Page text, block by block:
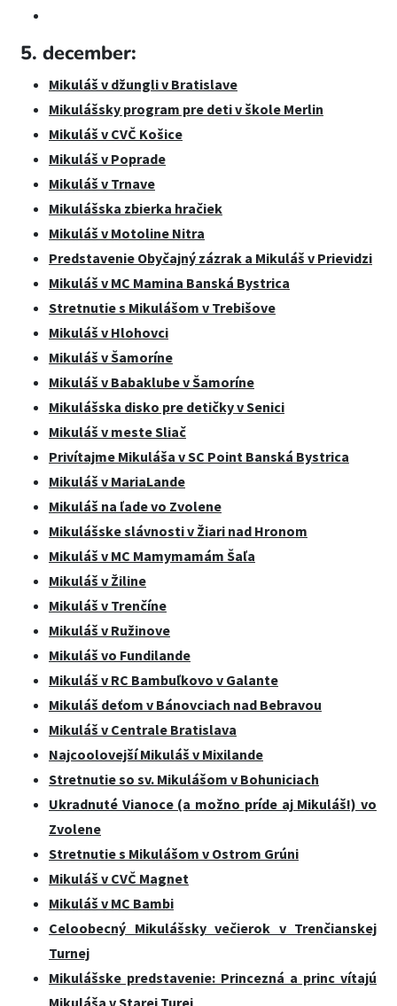
5. december:
Mikuláš v džungli v Bratislave
Mikulášsky program pre deti v škole Merlin
Mikuláš v CVČ Košice
Mikuláš v Poprade
Mikuláš v Trnave
Mikulášska zbierka hračiek
Mikuláš v Motoline Nitra
Predstavenie Obyčajný zázrak a Mikuláš v Prievidzi
Mikuláš v MC Mamina Banská Bystrica
Stretnutie s Mikulášom v Trebišove
Mikuláš v Hlohovci
Mikuláš v Šamoríne
Mikuláš v Babaklube v Šamoríne
Mikulášska disko pre detičky v Senici
Mikuláš v meste Sliač
Privítajme Mikuláša v SC Point Banská Bystrica
Mikuláš v MariaLande
Mikuláš na ľade vo Zvolene
Mikulášske slávnosti v Žiari nad Hronom
Mikuláš v MC Mamymamám Šaľa
Mikuláš v Žiline
Mikuláš v Trenčíne
Mikuláš v Ružinove
Mikuláš vo Fundilande
Mikuláš v RC Bambuľkovo v Galante
Mikuláš deťom v Bánovciach nad Bebravou
Mikuláš v Centrale Bratislava
Najcoolovejší Mikuláš v Mixilande
Stretnutie so sv. Mikulášom v Bohuniciach
Ukradnuté Vianoce (a možno príde aj Mikuláš!) vo
Zvolene
Stretnutie s Mikulášom v Ostrom Grúni
Mikuláš v CVČ Magnet
Mikuláš v MC Bambi
Celoobecný Mikulášsky večierok v Trenčianskej
Turnej
Mikulášske predstavenie: Princezná a princ vítajú
Mikuláša v Starej Turej